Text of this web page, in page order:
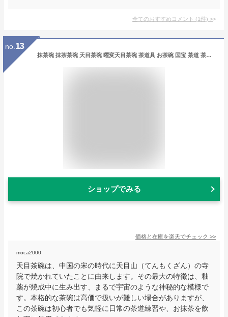
全てのおすすめコメント (1件) >
no. 13
抹茶碗 抹茶茶碗 天目茶碗 曜変天目茶碗 茶道具 お茶碗 国宝 茶道 茶碗 窯変天目茶碗 油滴天目 茶道具 茶器 初心者 酒器 陶芸用品 9I-L4GW-FL0L
ショップでみる
価格と在庫を楽天でチェック >>
moca2000
天目茶碗は、中国の宋の時代に天目山（てんもくざん）の寺
院で焼かれていたことに由来します。その最大の特徴は、釉
薬が焼成中に生み出す、まるで宇宙のような神秘的な模様で
す。本格的な茶碗は高価で扱いが難しい場合がありますが、
この茶碗は初心者でも気軽に日常の茶道練習や、お抹茶を飲